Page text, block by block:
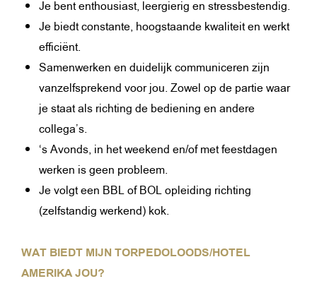
Je bent enthousiast, leergierig en stressbestendig.
Je biedt constante, hoogstaande kwaliteit en werkt
efficiënt.
Samenwerken en duidelijk communiceren zijn
vanzelfsprekend voor jou. Zowel op de partie waar
je staat als richting de bediening en andere
collega’s.
‘s Avonds, in het weekend en/of met feestdagen
werken is geen probleem.
Je volgt een BBL of BOL opleiding richting
(zelfstandig werkend) kok.
WAT BIEDT MIJN TORPEDOLOODS/HOTEL
AMERIKA JOU?